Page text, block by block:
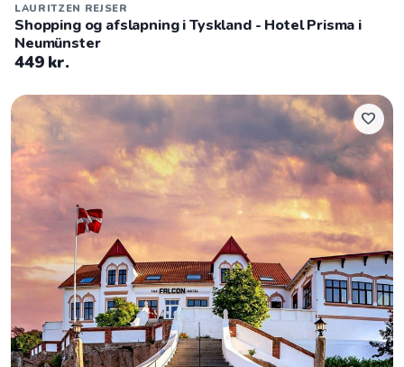
LAURITZEN REJSER
Shopping og afslapning i Tyskland - Hotel Prisma i
Neumünster
449 kr.
favorite